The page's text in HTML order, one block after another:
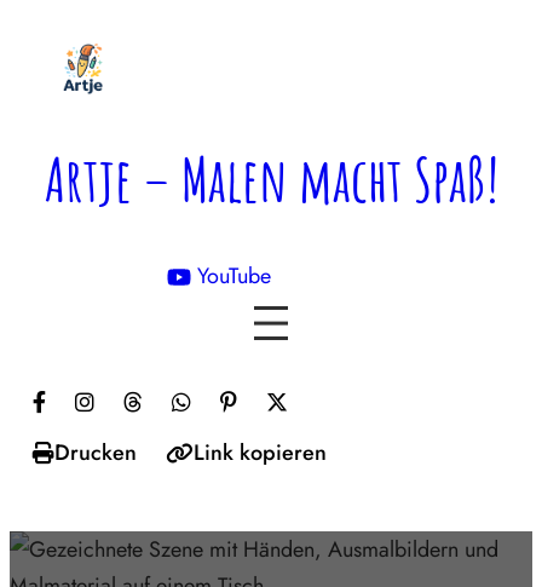
springen
Artje – Malen macht Spaß!
YouTube

Drucken Link kopieren